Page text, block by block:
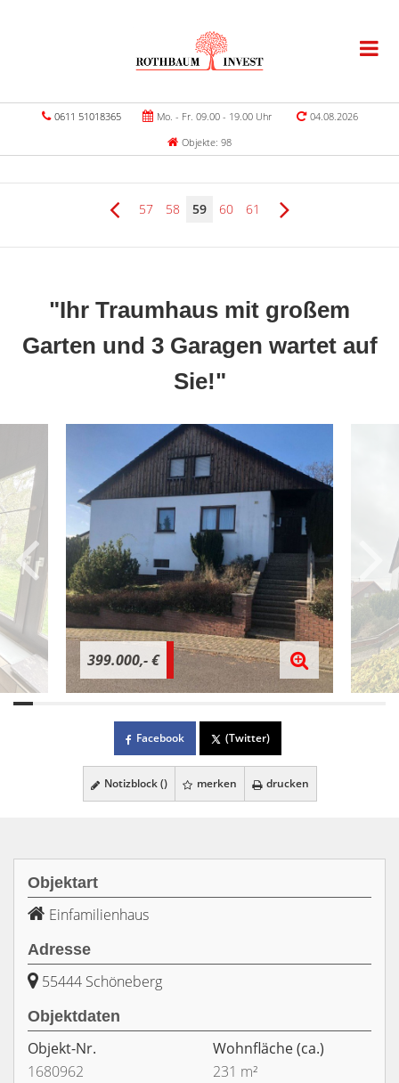
0611 51018365 Mo. - Fr. 09.00 - 19.00 Uhr
04.08.2026
Objekte: 98
57 58 59 60 61
"Ihr Traumhaus mit großem
Garten und 3 Garagen wartet auf
Sie!"
399.000,- €
Facebook (Twitter)
Notizblock () merken drucken
Objektart
Einfamilienhaus
Adresse
55444 Schöneberg
Objektdaten
Objekt-Nr.
1680962
Wohnfläche(ca.)
231 m²